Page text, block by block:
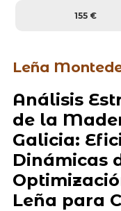
155 €
Leña
Análisis
de la
Galicia:
Dinámicas
Leña para